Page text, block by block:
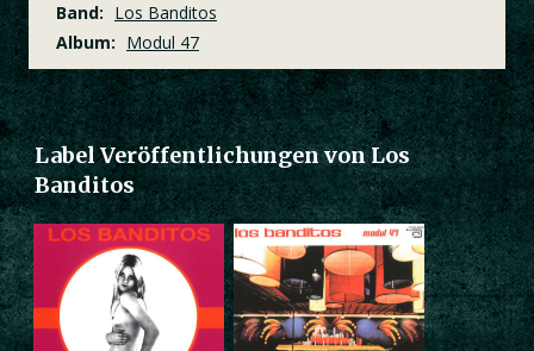
Band: Los Banditos
Album: Modul 47
Label Veröffentlichungen von Los
Banditos